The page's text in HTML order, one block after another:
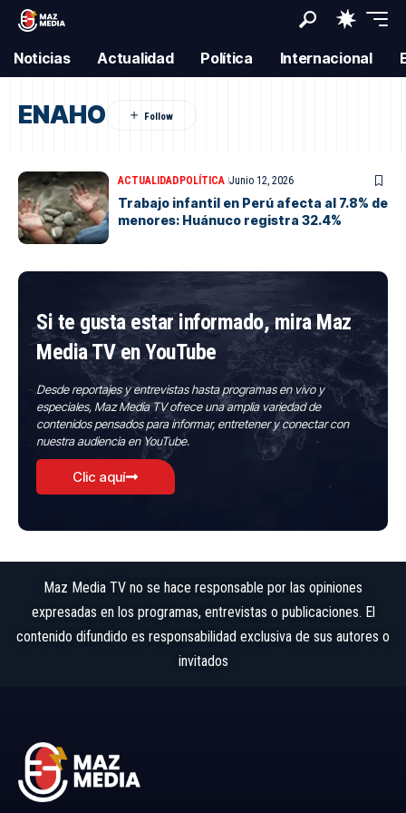
Noticias Actualidad Política Internacional
ENAHO
ACTUALIDADPOLÍTICA Junio 12, 2026
Trabajo infantil en Perú afecta al 7.8% de
menores: Huánuco registra 32.4%
Si te gusta estar informado, mira Maz
Media TV en YouTube
Desde reportajes y entrevistas hasta programas en vivo y
especiales, Maz Media TV ofrece una amplia variedad de
contenidos pensados para informar, entretener y conectar con
nuestra audiencia en YouTube.
Clic aquí
Maz Media TV no se hace responsable por las opiniones
expresadas en los programas, entrevistas o publicaciones. El
contenido difundido es responsabilidad exclusiva de sus autores o
invitados